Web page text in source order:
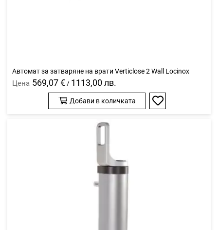
Автомат за затваряне на врати Verticlose 2 Wall Locinox
Цена 569,07 € / 1113,00 лв.
Добави в количката
Добави